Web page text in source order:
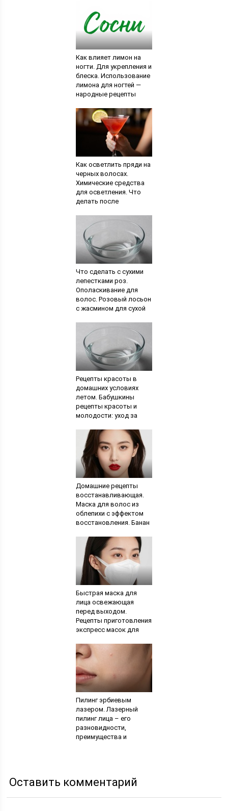
Как влияет лимон на
ногти. Для укрепления и
блеска. Использование
лимона для ногтей —
народные рецепты
Как осветлить пряди на
черных волосах.
Химические средства
для осветления. Что
делать после
Что сделать с сухими
лепестками роз.
Ополаскивание для
волос. Розовый лосьон
с жасмином для сухой
Рецепты красоты в
домашних условиях
летом. Бабушкины
рецепты красоты и
молодости: уход за
методы омоложения
организма
Домашние рецепты
восстанавливающая.
Маска для волос из
облепихи с эффектом
восстановления. Банан
питательная маска
Быстрая маска для
лица освежающая
перед выходом.
Рецепты приготовления
экспресс масок для
условиях. Маска из
клубники
Пилинг эрбиевым
лазером. Лазерный
пилинг лица – его
разновидности,
преимущества и
Оставить комментарий